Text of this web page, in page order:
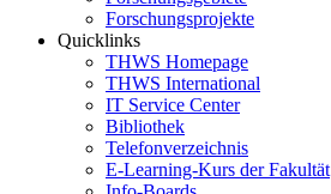
Forschungsprojekte
Quicklinks
THWS Homepage
THWS International
IT Service Center
Bibliothek
Telefonverzeichnis
E-Learning-Kurs der Fakultät